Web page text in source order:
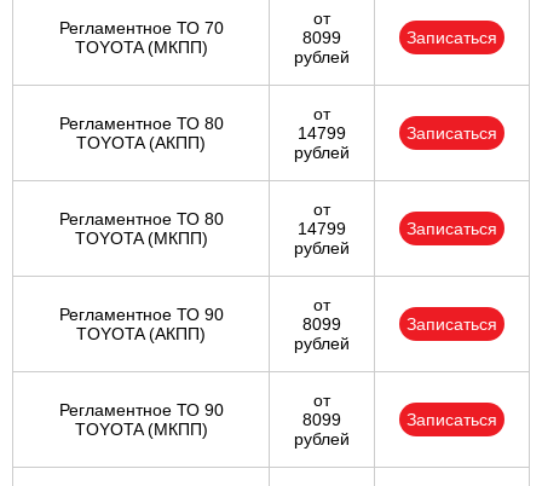
Регламентное ТО 70
TOYOTA (МКПП)
от
8099
рублей
Записаться
Регламентное ТО 80
TOYOTA (АКПП)
от
14799
рублей
Записаться
Регламентное ТО 80
TOYOTA (МКПП)
от
14799
рублей
Записаться
Регламентное ТО 90
TOYOTA (АКПП)
от
8099
рублей
Записаться
Регламентное ТО 90
TOYOTA (МКПП)
от
8099
рублей
Записаться